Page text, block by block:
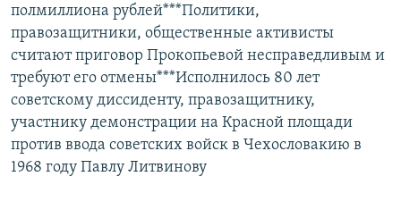
полмиллиона рублей***Политики,
правозащитники, общественные активисты
считают приговор Прокопьевой несправедливым и
требуют его отмены***Исполнилось 80 лет
советскому диссиденту, правозащитнику,
участнику демонстрации на Красной площади
против ввода советских войск в Чехословакию в
1968 году Павлу Литвинову